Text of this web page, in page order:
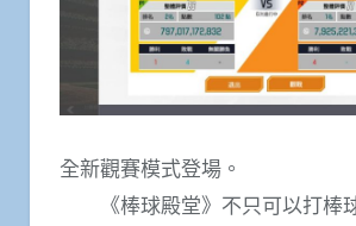
全新觀賽模式登場。
《棒球殿堂》不只可以打棒